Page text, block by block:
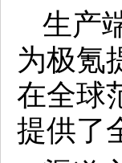
生产
为极氪
在全球
提供了